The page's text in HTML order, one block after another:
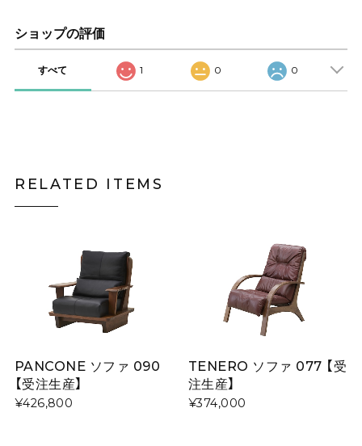
ショップの評価
すべて 1 0 0
RELATED ITEMS
PANCONE ソファ 090
【受注生産】
¥426,800
TENERO ソファ 077 【受
注生産】
¥374,000